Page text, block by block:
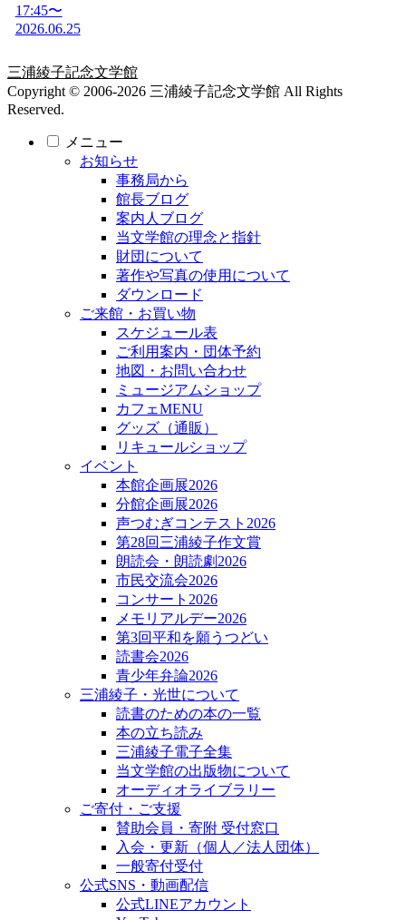
17:45〜
2026.06.25
三浦綾子記念文学館
Copyright © 2006-2026 三浦綾子記念文学館 All Rights
Reserved.
メニュー
お知らせ
事務局から
館長ブログ
案内人ブログ
当文学館の理念と指針
財団について
著作や写真の使用について
ダウンロード
ご来館・お買い物
スケジュール表
ご利用案内・団体予約
地図・お問い合わせ
ミュージアムショップ
カフェMENU
グッズ（通販）
リキュールショップ
イベント
本館企画展2026
分館企画展2026
声つむぎコンテスト2026
第28回三浦綾子作文賞
朗読会・朗読劇2026
市民交流会2026
コンサート2026
メモリアルデー2026
第3回平和を願うつどい
読書会2026
青少年弁論2026
三浦綾子・光世について
読書のための本の一覧
本の立ち読み
三浦綾子電子全集
当文学館の出版物について
オーディオライブラリー
ご寄付・ご支援
賛助会員・寄附 受付窓口
入会・更新（個人／法人団体）
一般寄付受付
公式SNS・動画配信
公式LINEアカウント